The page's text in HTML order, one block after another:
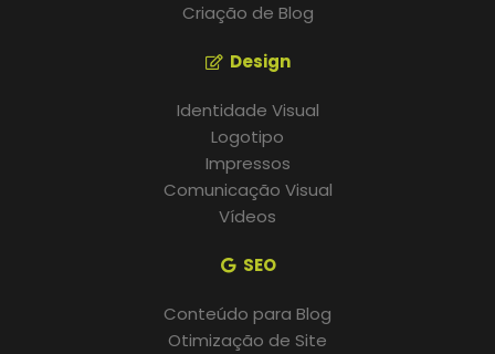
Criação de Blog
Design
Identidade Visual
Logotipo
Impressos
Comunicação Visual
Vídeos
SEO
Conteúdo para Blog
Otimização de Site